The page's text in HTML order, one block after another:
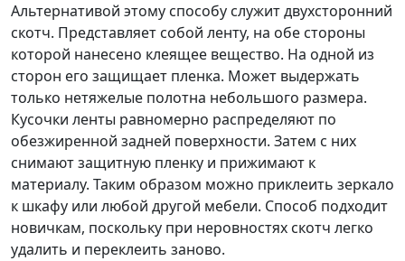
Альтернативой этому способу служит двухсторонний
скотч. Представляет собой ленту, на обе стороны
которой нанесено клеящее вещество. На одной из
сторон его защищает пленка. Может выдержать
только нетяжелые полотна небольшого размера.
Кусочки ленты равномерно распределяют по
обезжиренной задней поверхности. Затем с них
снимают защитную пленку и прижимают к
материалу. Таким образом можно приклеить зеркало
к шкафу или любой другой мебели. Способ подходит
новичкам, поскольку при неровностях скотч легко
удалить и переклеить заново.